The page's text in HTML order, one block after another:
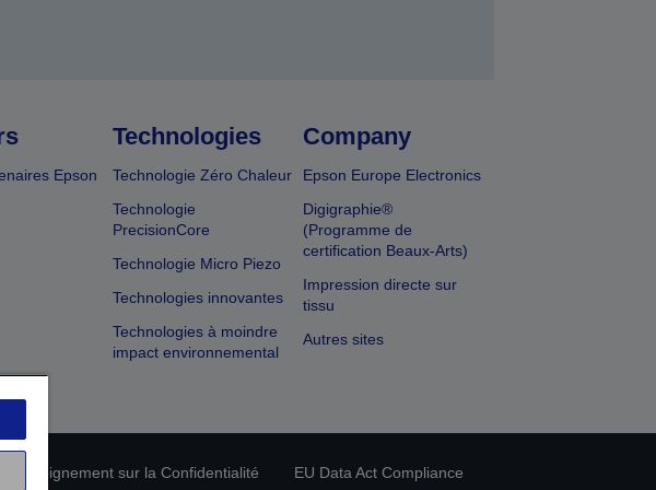
Epson
Technologies
Technologie Zéro Chaleur
Technologie
PrecisionCore
Technologie Micro Piezo
Technologies innovantes
Technologies à moindre
impact environnemental
Company
Epson Europe Electronics
Digigraphie®
(Programme de
certification Beaux-Arts)
Impression directe sur
tissu
Autres sites
sur la Confidentialité EU Data Act Compliance